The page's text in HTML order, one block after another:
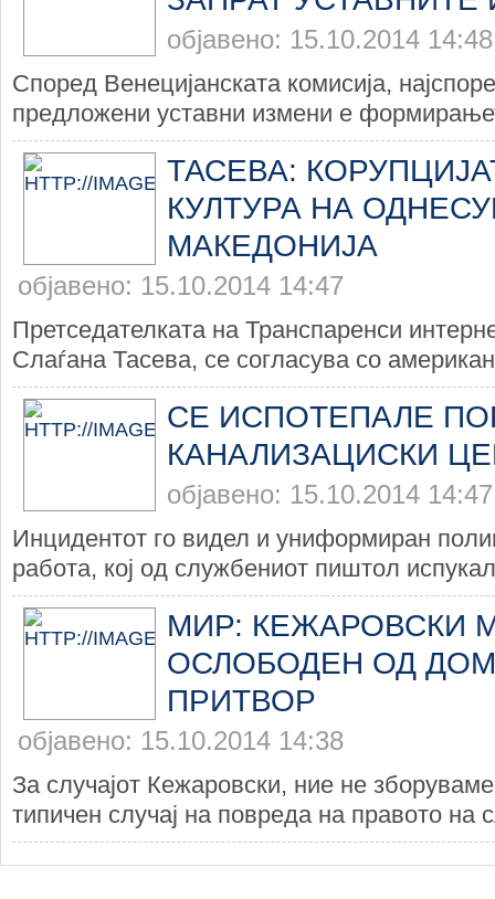
објавено: 15.10.2014 14:48
Според Венецијанската комисија,
предложени уставни измени е
ТАСЕВА:
КУЛТУРА НА
МАКЕДОНИЈА
објавено: 15.10.2014 14:47
Претседателката на Транспаренси
Слаѓана Тасева, се согласува со
СЕ ИСПОТЕПАЛЕ
КАНАЛИЗАЦИСКИ
објавено: 15.10.2014 14:47
Инцидентот го видел и униформиран
работа, кој од службениот пиштол
МИР: КЕЖАРОВСКИ
ОСЛОБОДЕН ОД
ПРИТВОР
објавено: 15.10.2014 14:38
За случајот Кежаровски, ние не
типичен случај на повреда на правото на